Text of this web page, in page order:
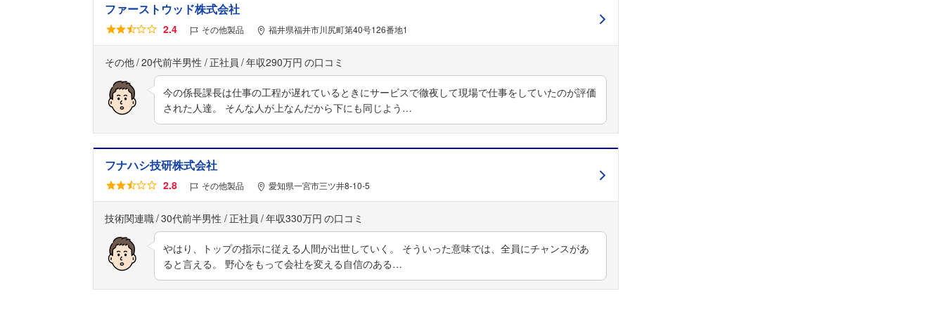
ファーストウッド株式会社
2.4 その他製品 福井県福井市川尻町第40号126番地1
その他 20代前半男性 正社員 年収290万円
今の係長課長は仕事の工程が遅れているときにサービスで徹夜して現場で仕事をしていたのが評価
された人達。 そんな人が上なんだから下にも同じよう…
フナハシ技研株式会社
2.8 その他製品 愛知県一宮市三ツ井8-10-5
技術関連職 30代前半男性 正社員 年収330万円
やはり、トップの指示に従える人間が出世していく。 そういった意味では、全員にチャンスがあ
ると言える。 野心をもって会社を変える自信のある…